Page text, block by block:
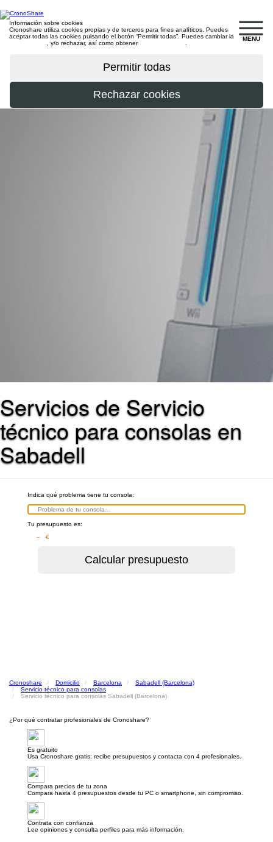
MENU
Información sobre cookies
Cronoshare utiliza cookies propias y de terceros para fines analíticos. Puedes
aceptar todas las cookies pulsando el botón “Permitir todas”. Puedes cambiar la
, y/o rechazar, así como obtener
Servicios de Servicio
técnico para consolas en
Sabadell
Indica qué problema tiene tu consola:
Tu presupuesto es:
– €
Cronoshare Domicilio Barcelona
Sabadell (Barcelona)
Servicio técnico para consolas
Servicio técnico para consolas Sabadell (Barcelona)
¿Por qué contratar profesionales de Cronoshare?
Es gratuito
Usa Cronoshare gratis: recibe presupuestos y contacta con 4 profesionales.
Compara precios de tu zona
Compara hasta 4 presupuestos desde tu PC o smartphone, sin compromiso.
Contrata con confianza
Lee opiniones y consulta perfiles para más información.